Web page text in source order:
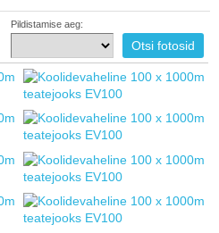
Pildistamise aeg: